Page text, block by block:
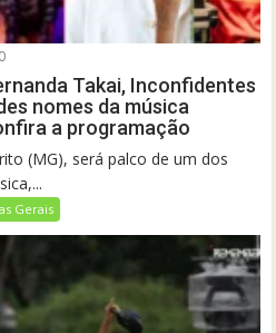
0
Takai, Inconfidentes
nomes da música
a programação
(MG), será palco de um dos
Gerais